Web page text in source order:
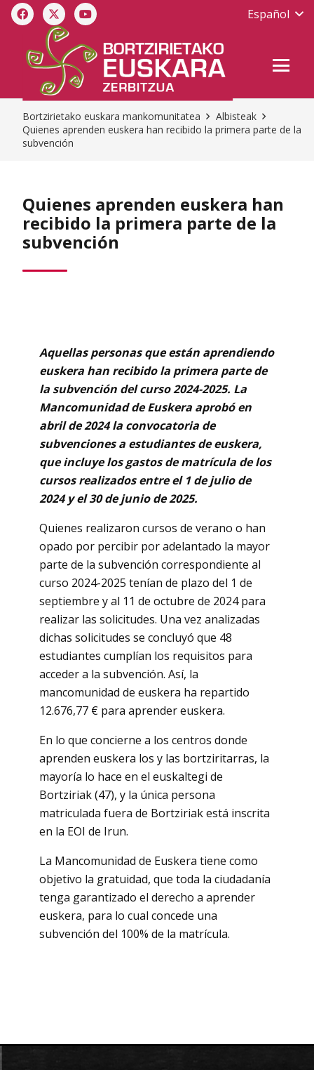
Español
Bortzirietako euskara mankomunitatea
Albisteak
Quienes aprenden euskera han recibido la primera parte de la
subvención
Quienes aprenden euskera han
recibido la primera parte de la
subvención
Aquellas personas que están aprendiendo
euskera han recibido la primera parte de
la subvención del curso 2024-2025. La
Mancomunidad de Euskera aprobó en
abril de 2024 la convocatoria de
subvenciones a estudiantes de euskera,
que incluye los gastos de matrícula de los
cursos realizados entre el 1 de julio de
2024 y el 30 de junio de 2025.
Quienes realizaron cursos de verano o han
opado por percibir por adelantado la mayor
parte de la subvención correspondiente al
curso 2024-2025 tenían de plazo del 1 de
septiembre y al 11 de octubre de 2024 para
realizar las solicitudes. Una vez analizadas
dichas solicitudes se concluyó que 48
estudiantes cumplían los requisitos para
acceder a la subvención. Así, la
mancomunidad de euskera ha repartido
12.676,77 € para aprender euskera.
En lo que concierne a los centros donde
aprenden euskera los y las bortziritarras, la
mayoría lo hace en el euskaltegi de
Bortziriak (47), y la única persona
matriculada fuera de Bortziriak está inscrita
en la EOI de Irun.
La Mancomunidad de Euskera tiene como
objetivo la gratuidad, que toda la ciudadanía
tenga garantizado el derecho a aprender
euskera, para lo cual concede una
subvención del 100% de la matrícula.